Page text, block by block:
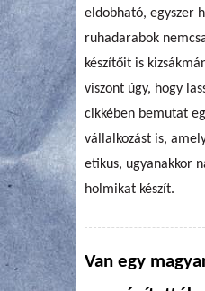
eldobható, egyszer
ruhadarabok
készítőit is
viszont úgy, hogy
cikkében bemutat
vállalkozást is,
etikus, ugyanakkor
holmikat készít.
Van egy